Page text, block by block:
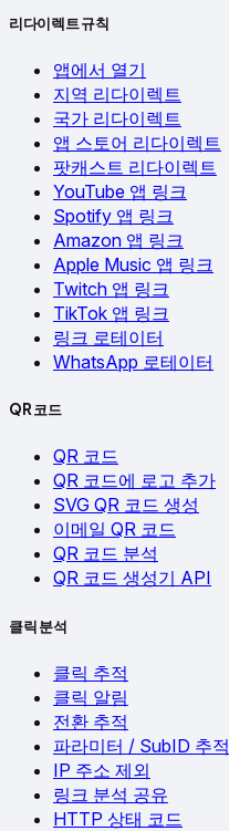
리다이렉트 규칙
앱에서 열기
지역 리다이렉트
국가 리다이렉트
앱 스토어 리다이렉트
팟캐스트 리다이렉트
YouTube 앱 링크
Spotify 앱 링크
Amazon 앱 링크
Apple Music 앱 링크
Twitch 앱 링크
TikTok 앱 링크
링크 로테이터
WhatsApp 로테이터
QR 코드
QR 코드
QR 코드에 로고 추가
SVG QR 코드 생성
이메일 QR 코드
QR 코드 분석
QR 코드 생성기 API
클릭 분석
클릭 추적
클릭 알림
전환 추적
파라미터 / SubID 추적
IP 주소 제외
링크 분석 공유
HTTP 상태 코드